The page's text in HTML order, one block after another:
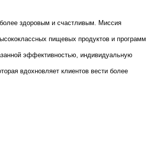
здоровым и счастливым. Миссия
пищевых продуктов и программ
эффективностью, индивидуальную
вдохновляет клиентов вести более